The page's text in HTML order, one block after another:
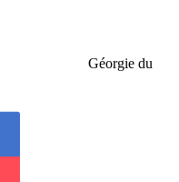
Géorgie du